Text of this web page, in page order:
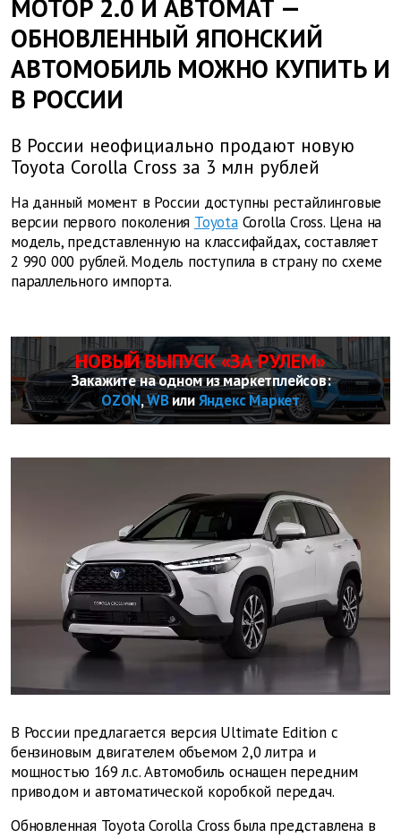
МОТОР 2.0 И АВТОМАТ —
ОБНОВЛЕННЫЙ ЯПОНСКИЙ
АВТОМОБИЛЬ МОЖНО КУПИТЬ И
В РОССИИ
В России неофициально продают новую
Toyota Corolla Cross за 3 млн рублей
На данный момент в России доступны рестайлинговые
версии первого поколения ToyotaCorolla Cross. Цена на
модель, представленную на классифайдах, составляет
2 990 000 рублей. Модель поступила в страну по схеме
параллельного импорта.
НОВЫЙ ВЫПУСК «ЗА РУЛЕМ»
Закажите на одном из маркетплейсов:
OZON,WBилиЯндекс Маркет
В России предлагается версия Ultimate Edition с
бензиновым двигателем объемом 2,0 литра и
мощностью 169 л.с. Автомобиль оснащен передним
приводом и автоматической коробкой передач.
Обновленная Toyota Corolla Cross была представлена в